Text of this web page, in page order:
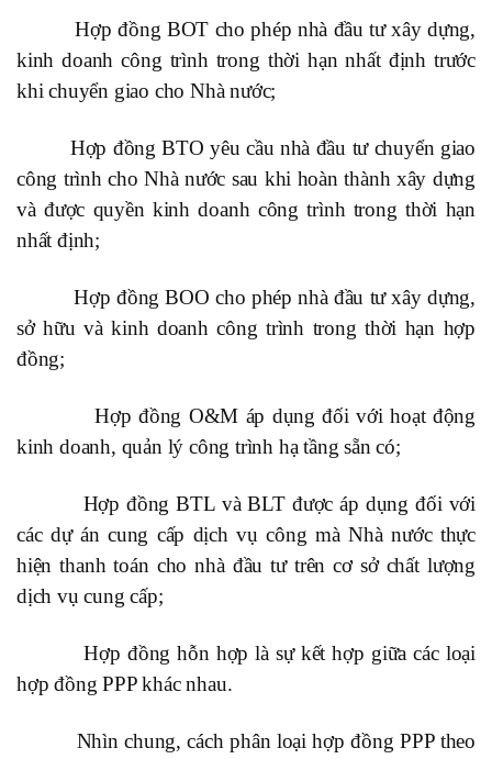
Hợp đồng BOT cho phép nhà đầu tư xây dựng,
kinh doanh công trình trong thời hạn nhất định trước
khi chuyển giao cho Nhà nước;
Hợp đồng BTO yêu cầu nhà đầu tư chuyển giao
công trình cho Nhà nước sau khi hoàn thành xây dựng
và được quyền kinh doanh công trình trong thời hạn
nhất định;
Hợp đồng BOO cho phép nhà đầu tư xây dựng,
sở hữu và kinh doanh công trình trong thời hạn hợp
đồng;
Hợp đồng O&M áp dụng đối với hoạt động
kinh doanh, quản lý công trình hạ tầng sẵn có;
Hợp đồng BTL và BLT được áp dụng đối với
các dự án cung cấp dịch vụ công mà Nhà nước thực
hiện thanh toán cho nhà đầu tư trên cơ sở chất lượng
dịch vụ cung cấp;
Hợp đồng hỗn hợp là sự kết hợp giữa các loại
hợp đồng PPP khác nhau.
Nhìn chung, cách phân loại hợp đồng PPP theo